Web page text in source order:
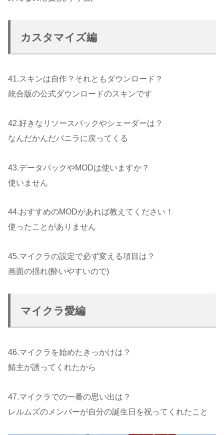
カスタマイズ編
41.スキンは自作？それともダウンロード？
統合版の公式ダウンロードのスキンです
42.好きなリソースパックやシェーダーは？
なんだかんだバニラに戻ってくる
43.データパックやMODは使いますか？
使いません
44.おすすめのMODがあれば教えてください！
使ったことがありません
45.マイクラの設定で必ず変える項目は？
画面の揺れ(酔いやすいので)
マイクラ愛編
46.マイクラを始めたきっかけは？
鯖主が誘ってくれたから
47.マイクラでの一番の思い出は？
レルムズのメンバーが自分の誕生日を祝ってくれたこと